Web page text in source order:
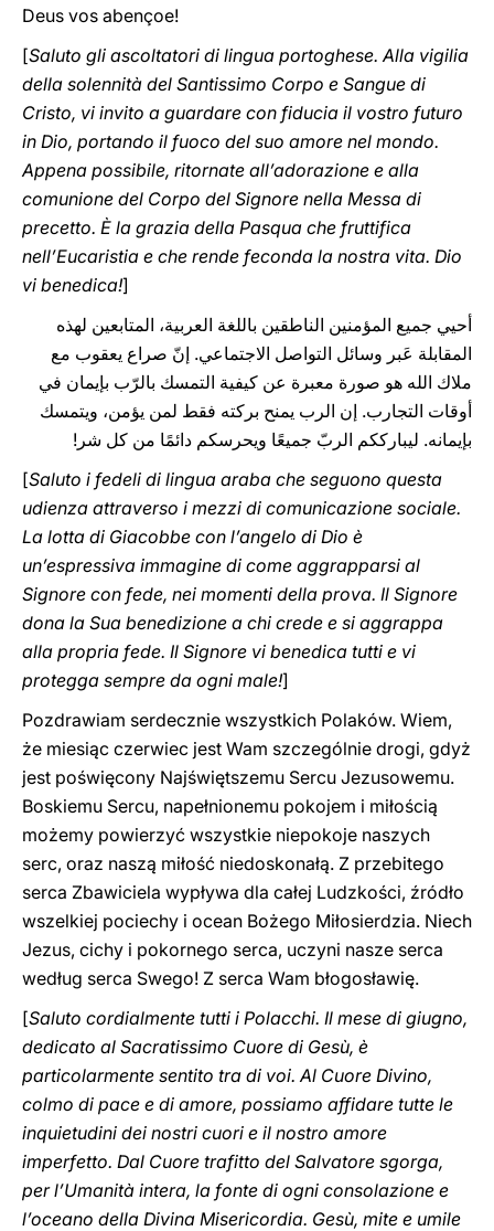
Deus vos abençoe!
[Saluto gli ascoltatori di lingua portoghese. Alla vigilia
della solennità del Santissimo Corpo e Sangue di
Cristo, vi invito a guardare con fiducia il vostro futuro
in Dio, portando il fuoco del suo amore nel mondo.
Appena possibile, ritornate all’adorazione e alla
comunione del Corpo del Signore nella Messa di
precetto. È la grazia della Pasqua che fruttifica
nell’Eucaristia e che rende feconda la nostra vita. Dio
vi benedica!]
أحيي جميع المؤمنين الناطقين باللغة العربية، المتابعين لهذه
المقابلة عَبر وسائل التواصل الاجتماعي. إنّ صراع يعقوب مع
ملاك الله هو صورة معبرة عن كيفية التمسك بالرّب بإيمان في
أوقات التجارب. إن الرب يمنح بركته فقط لمن يؤمن، ويتمسك
بإيمانه. ليبارككم الربّ جميعًا ويحرسكم دائمًا من كل شر!
[Saluto i fedeli di lingua araba che seguono questa
udienza attraverso i mezzi di comunicazione sociale.
La lotta di Giacobbe con l’angelo di Dio è
un’espressiva immagine di come aggrapparsi al
Signore con fede, nei momenti della prova. Il Signore
dona la Sua benedizione a chi crede e si aggrappa
alla propria fede. Il Signore vi benedica tutti e vi
protegga ‎sempre da ogni male‎‎‎‏!]
Pozdrawiam serdecznie wszystkich Polaków. Wiem,
że miesiąc czerwiec jest Wam szczególnie drogi, gdyż
jest poświęcony Najświętszemu Sercu Jezusowemu.
Boskiemu Sercu, napełnionemu pokojem i miłością
możemy powierzyć wszystkie niepokoje naszych
serc, oraz naszą miłość niedoskonałą. Z przebitego
serca Zbawiciela wypływa dla całej Ludzkości, źródło
wszelkiej pociechy i ocean Bożego Miłosierdzia. Niech
Jezus, cichy i pokornego serca, uczyni nasze serca
według serca Swego! Z serca Wam błogosławię.
[Saluto cordialmente tutti i Polacchi. Il mese di giugno,
dedicato al Sacratissimo Cuore di Gesù, è
particolarmente sentito tra di voi. Al Cuore Divino,
colmo di pace e di amore, possiamo affidare tutte le
inquietudini dei nostri cuori e il nostro amore
imperfetto. Dal Cuore trafitto del Salvatore sgorga,
per l’Umanità intera, la fonte di ogni consolazione e
l’oceano della Divina Misericordia. Gesù, mite e umile